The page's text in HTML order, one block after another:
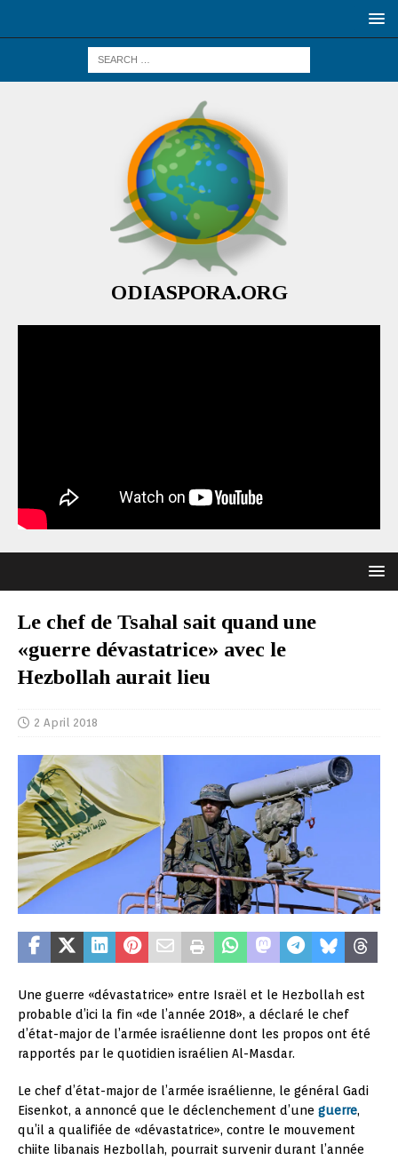
ODIASPORA.ORG
Le chef de Tsahal sait quand une
«guerre dévastatrice» avec le
Hezbollah aurait lieu
2 April 2018
Une guerre «dévastatrice» entre Israël et le Hezbollah est
probable d’ici la fin «de l’année 2018», a déclaré le chef
d’état-major de l’armée israélienne dont les propos ont été
rapportés par le quotidien israélien Al-Masdar.
Le chef d’état-major de l’armée israélienne, le général Gadi
Eisenkot, a annoncé que le déclenchement d’une guerre,
qu’il a qualifiée de «dévastatrice», contre le mouvement
chiite libanais Hezbollah, pourrait survenir durant l’année